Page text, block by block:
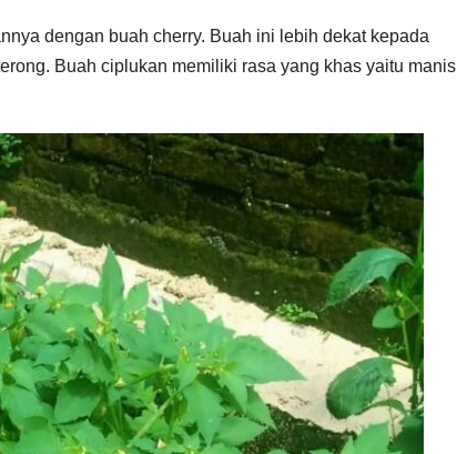
dengan buah cherry. Buah ini lebih dekat kepada
Buah ciplukan memiliki rasa yang khas yaitu manis